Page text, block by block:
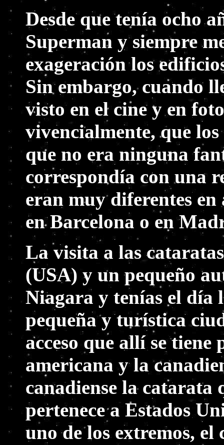
Desde que tenía ocho
Superman y siempre
exageración los
Sin embargo, cuando
visto en el cine y en
vivencialmente, que
que no era ninguna
correspondía con una
eran muy diferentes
en Barcelona o en
La visita a las
(USA) y un pequeño
Niagara y tenías el día
pequeña y turística
acceso que allí se
americana y la
canadiense la catarata
pertenece a Estados
uno de los extremos, el